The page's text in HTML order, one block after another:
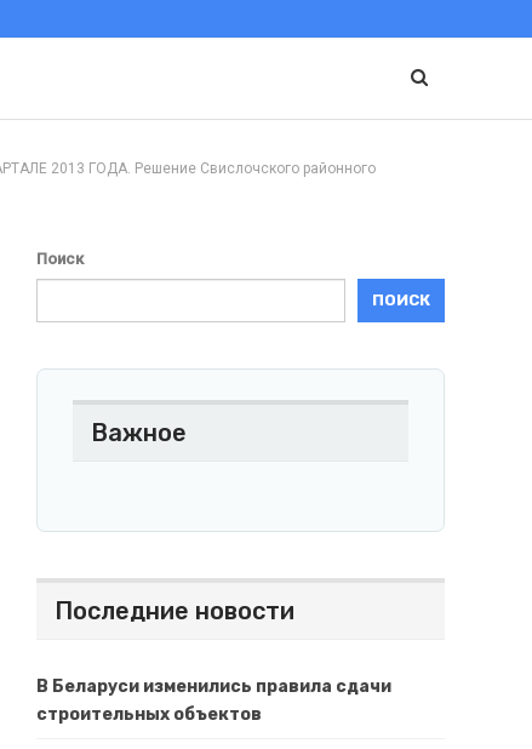
2013 ГОДА. Решение Свислочского районного
Поиск
ПОИСК
Важное
Последние новости
В Беларуси изменились правила сдачи
строительных объектов